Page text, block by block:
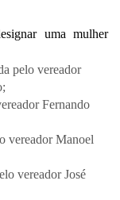
uma mulher
pelo vereador
Fernando
vereador Manoel
vereador José